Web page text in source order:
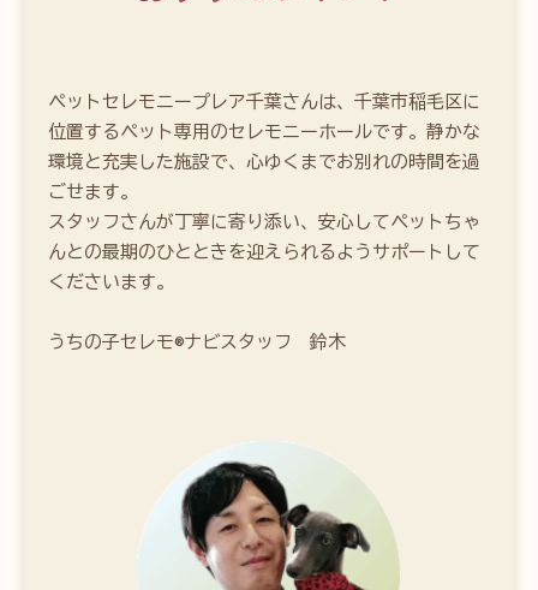
ペットセレモニープレア千葉さんは、千葉市稲毛区に
位置するペット専用のセレモニーホールです。静かな
環境と充実した施設で、心ゆくまでお別れの時間を過
ごせます。
スタッフさんが丁寧に寄り添い、安心してペットちゃ
んとの最期のひとときを迎えられるようサポートして
くださいます。
うちの子セレモ®ナビスタッフ　鈴木